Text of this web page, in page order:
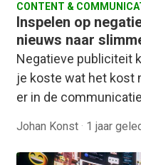
CONTENT &
Inspelen op
nieuws naar
Negatieve publiciteit
je koste wat het kost
er in de
Johan Konst · 1 jaar